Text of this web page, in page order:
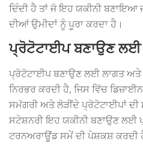
ਦਿੰਦੀ ਹੈ ਤਾਂ ਜੋ ਇਹ ਯਕੀਨੀ ਬਣਾਇਆ
ਦੀਆਂ ਉਮੀਦਾਂ ਨੂੰ ਪੂਰਾ ਕਰਦਾ ਹੈ।
ਪ੍ਰੋਟੋਟਾਈਪ ਬਣਾਉਣ ਲਈ
ਪ੍ਰੋਟੋਟਾਈਪ ਬਣਾਉਣ ਲਈ ਲਾਗਤ ਅਤੇ
ਨਿਰਭਰ ਕਰਦੀ ਹੈ, ਜਿਸ ਵਿੱਚ
ਸਮੱਗਰੀ ਅਤੇ ਲੋੜੀਂਦੇ ਪ੍ਰੋਟੋਟਾਈਪਾਂ ਦੀ
ਸਟੇਸ਼ਨਰੀ ਇਹ ਯਕੀਨੀ ਬਣਾਉਣ ਲਈ
ਟਰਨਅਰਾਊਂਡ ਸਮੇਂ ਦੀ ਪੇਸ਼ਕਸ਼ ਕਰਦੀ